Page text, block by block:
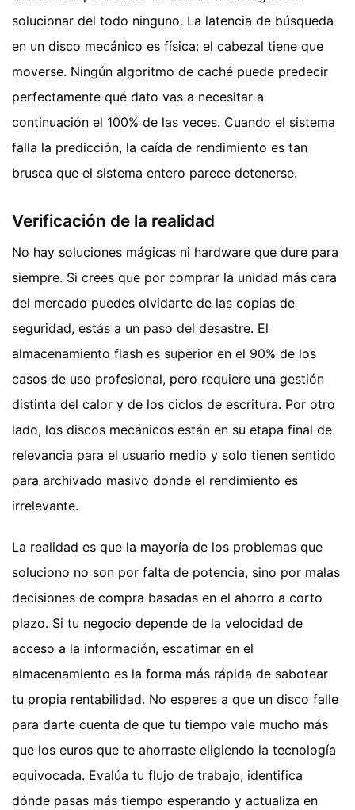
solucionar del todo ninguno. La latencia de búsqueda
en un disco mecánico es física: el cabezal tiene que
moverse. Ningún algoritmo de caché puede predecir
perfectamente qué dato vas a necesitar a
continuación el 100% de las veces. Cuando el sistema
falla la predicción, la caída de rendimiento es tan
brusca que el sistema entero parece detenerse.
Verificación de la realidad
No hay soluciones mágicas ni hardware que dure para
siempre. Si crees que por comprar la unidad más cara
del mercado puedes olvidarte de las copias de
seguridad, estás a un paso del desastre. El
almacenamiento flash es superior en el 90% de los
casos de uso profesional, pero requiere una gestión
distinta del calor y de los ciclos de escritura. Por otro
lado, los discos mecánicos están en su etapa final de
relevancia para el usuario medio y solo tienen sentido
para archivado masivo donde el rendimiento es
irrelevante.
La realidad es que la mayoría de los problemas que
soluciono no son por falta de potencia, sino por malas
decisiones de compra basadas en el ahorro a corto
plazo. Si tu negocio depende de la velocidad de
acceso a la información, escatimar en el
almacenamiento es la forma más rápida de sabotear
tu propia rentabilidad. No esperes a que un disco falle
para darte cuenta de que tu tiempo vale mucho más
que los euros que te ahorraste eligiendo la tecnología
equivocada. Evalúa tu flujo de trabajo, identifica
dónde pasas más tiempo esperando y actualiza en